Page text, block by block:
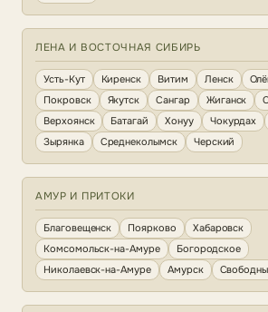
ЛЕНА И ВОСТОЧНАЯ СИБИРЬ
Усть-Кут Киренск Витим Ленск
Покровск
Якутск Сангар Жиганск
Верхоянск
Батагай Хонуу Чокурдах
Зырянка
Среднеколымск Черский
АМУР И ПРИТОКИ
Благовещенск Поярково
Хабаровск
Комсомольск-на-Амуре
Богородское
Николаевск-на-Амуре
Амурск